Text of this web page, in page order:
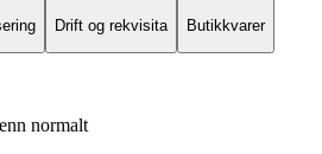
Drift og rekvisita Butikkvarer
normalt